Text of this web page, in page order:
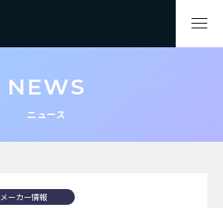
NEWS
ニュース
メーカー情報